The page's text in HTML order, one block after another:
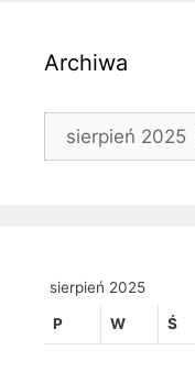
Archiwa
Archiwa
sierpień 2025
P W Ś